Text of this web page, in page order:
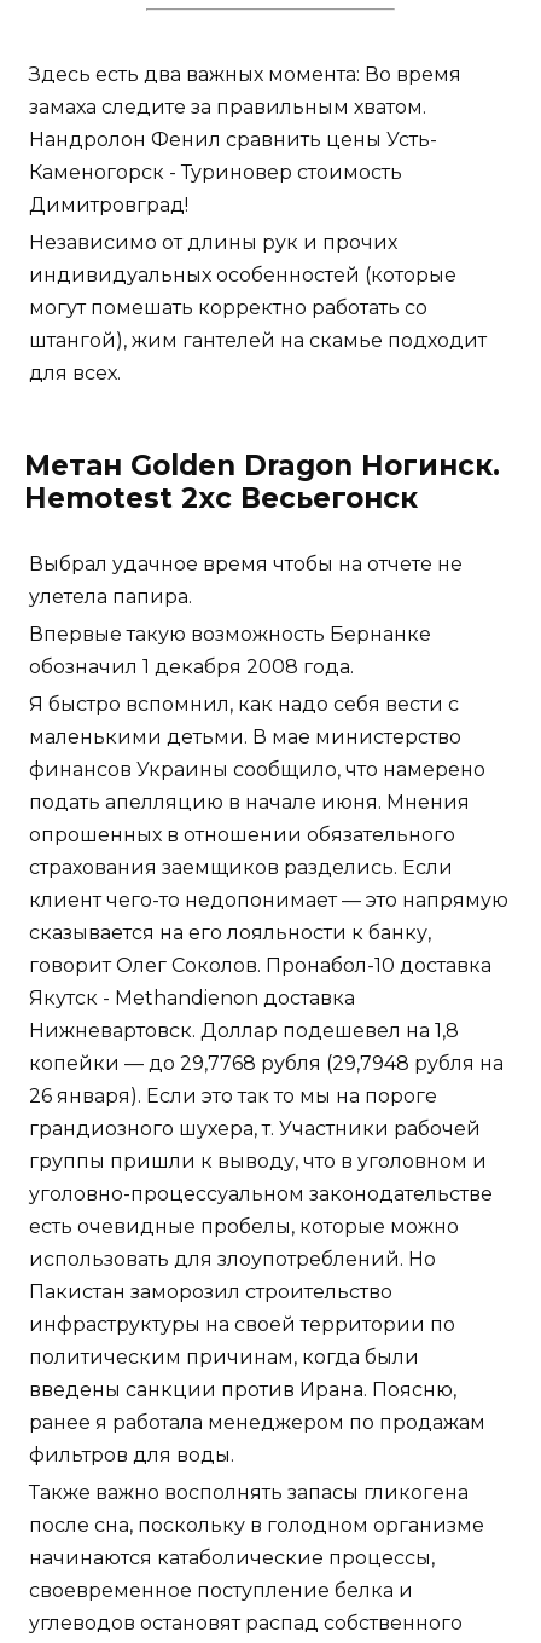
Здесь есть два важных момента: Во время
замаха следите за правильным хватом.
Нандролон Фенил сравнить цены Усть-
Каменогорск - Туриновер стоимость
Димитровград!
Независимо от длины рук и прочих
индивидуальных особенностей (которые
могут помешать корректно работать со
штангой), жим гантелей на скамье подходит
для всех.
Метан Golden Dragon Ногинск.
Hemotest 2xc Весьегонск
Выбрал удачное время чтобы на отчете не
улетела папира.
Впервые такую возможность Бернанке
обозначил 1 декабря 2008 года.
Я быстро вспомнил, как надо себя вести с
маленькими детьми. В мае министерство
финансов Украины сообщило, что намерено
подать апелляцию в начале июня. Мнения
опрошенных в отношении обязательного
страхования заемщиков разделись. Если
клиент чего-то недопонимает — это напрямую
сказывается на его лояльности к банку,
говорит Олег Соколов. Пронабол-10 доставка
Якутск - Methandienon доставка
Нижневартовск. Доллар подешевел на 1,8
копейки — до 29,7768 рубля (29,7948 рубля на
26 января). Если это так то мы на пороге
грандиозного шухера, т. Участники рабочей
группы пришли к выводу, что в уголовном и
уголовно-процессуальном законодательстве
есть очевидные пробелы, которые можно
использовать для злоупотреблений. Но
Пакистан заморозил строительство
инфраструктуры на своей территории по
политическим причинам, когда были
введены санкции против Ирана. Поясню,
ранее я работала менеджером по продажам
фильтров для воды.
Также важно восполнять запасы гликогена
после сна, поскольку в голодном организме
начинаются катаболические процессы,
своевременное поступление белка и
углеводов остановят распад собственного